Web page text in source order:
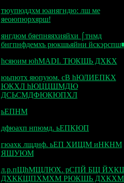
тюупюддхм юанягндю: лш ме
яеоюпюрхярш!
янгдюм бяепняяхияйхи ⌠тнмд
бнгпнфдемхъ рюкшьяйни
hсяюим юhMADI. TЮКШЬ ДХКХ
юьпютх яюпуюм. сВ hЮЛИЕПКХ
ЮКХЛ hЮЦЦШМДЮ
ДСЬСМДФЮКЮПХЛ
ьЕПНМ
дфюахп нпюмд. ьЕПКЮП
гюахк лщднф. ьЕП ХИЩМ иНКНМ
ЯШУЮМ
л.р.пЩhМЩЛЮХ. рСПЙ БЩ
ДХККЩПХМХМ РЮКШЬ